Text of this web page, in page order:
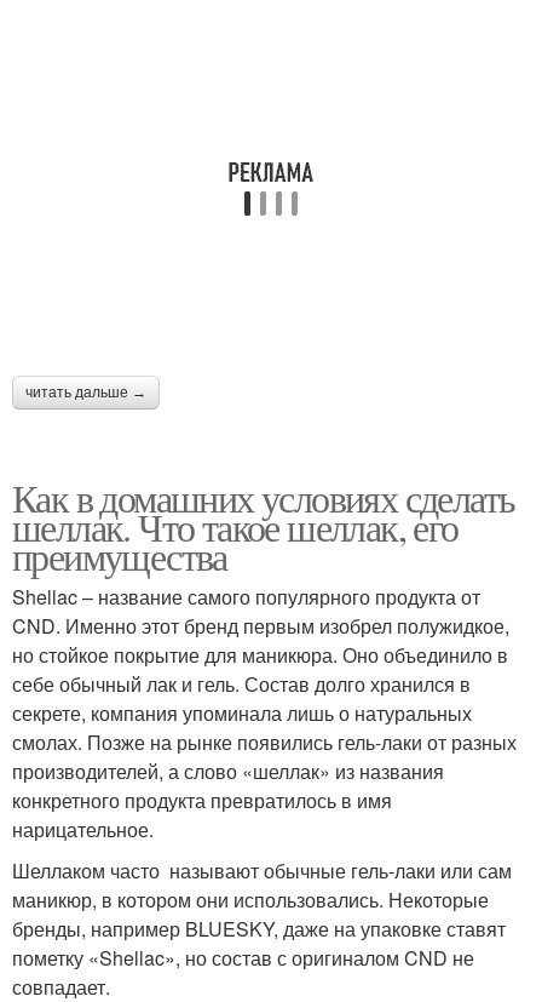
читать дальше →
Как в домашних условиях сделать
шеллак. Что такое шеллак, его
преимущества
Shellac – название самого популярного продукта от
CND. Именно этот бренд первым изобрел полужидкое,
но стойкое покрытие для маникюра. Оно объединило в
себе обычный лак и гель. Состав долго хранился в
секрете, компания упоминала лишь о натуральных
смолах. Позже на рынке появились гель-лаки от разных
производителей, а слово «шеллак» из названия
конкретного продукта превратилось в имя
нарицательное.
Шеллаком часто называют обычные гель-лаки или сам
маникюр, в котором они использовались. Некоторые
бренды, например BLUESKY, даже на упаковке ставят
пометку «Shellac», но состав с оригиналом CND не
совпадает.